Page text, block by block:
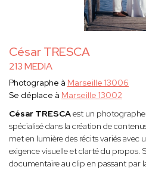
César TRESCA
213 MEDIA
Photographe à Marseille 13006
Se déplace à Marseille 13002
César TRESCAest un
spécialisé dans la création de
met en lumière des récits variés avec
exigence visuelle et clarté du propos.
documentaire au clip en passant par